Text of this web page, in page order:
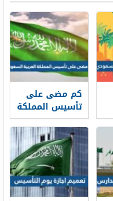
كم مضى على
تأسيس المملكة
العربية
السعودية